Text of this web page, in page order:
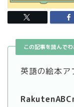
この記事を読んで
英語の絵本ア